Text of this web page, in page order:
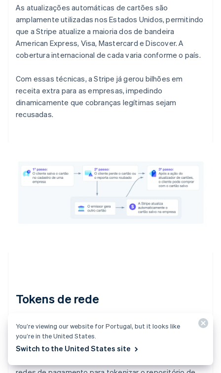
As atualizações automáticas de cartões são
amplamente utilizadas nos Estados Unidos, permitindo
que a Stripe atualize a maioria dos de bandeira
American Express, Visa, Mastercard e Discover. A
cobertura internacional de cada varia conforme o país.
Com essas técnicas, a Stripe já gerou bilhões em
receita extra para as empresas, impedindo
dinamicamente que cobranças legítimas sejam
recusadas.
Tokens de rede
Os tokens de rede são uma solução das bandeiras de
cartão que pode substituir números de conta principal
(PANs) para compras online. Os tokens de rede são
You’re viewing our website for Portugal, but it looks like
you’re in the United States.
Switch to the United States site